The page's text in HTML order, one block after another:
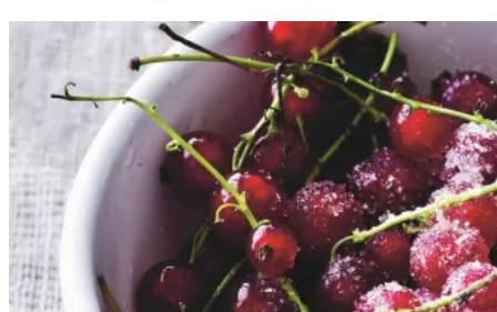
Rysteribs Rysteribs
Gem opskrift
Dessert
Dansk mad